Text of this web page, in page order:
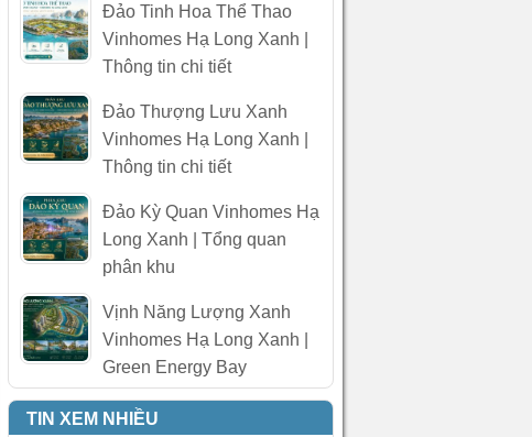
Đảo Tinh Hoa Thể Thao
Vinhomes Hạ Long Xanh |
Thông tin chi tiết
Đảo Thượng Lưu Xanh
Vinhomes Hạ Long Xanh |
Thông tin chi tiết
Đảo Kỳ Quan Vinhomes Hạ
Long Xanh | Tổng quan
phân khu
Vịnh Năng Lượng Xanh
Vinhomes Hạ Long Xanh |
Green Energy Bay
TIN XEM NHIỀU